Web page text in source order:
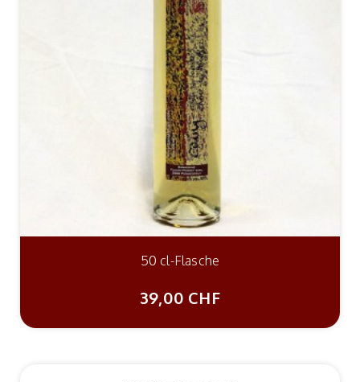
50 cl-Flasche
39,00 CHF